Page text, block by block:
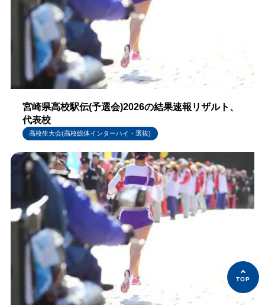
宮崎県高校駅伝(予選会)2026の結果速報リザルト、
代表校
高校生大会(高校総体インターハイ・選抜)